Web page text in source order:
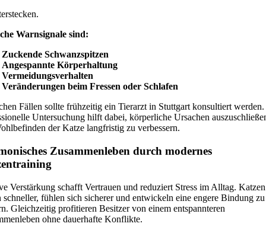
Warnsignale sind:
Zuckende Schwanzspitzen
Angespannte Körperhaltung
Vermeidungsverhalten
Veränderungen beim Fressen oder Schlafen
Fällen sollte frühzeitig ein Tierarzt in Stuttgart konsultiert
Untersuchung hilft dabei, körperliche Ursachen
der Katze langfristig zu verbessern.
Zusammenleben durch modernes
Verstärkung schafft Vertrauen und reduziert Stress im Alltag. Katzen
schneller, fühlen sich sicherer und entwickeln eine engere Bindung
Gleichzeitig profitieren Besitzer von einem entspannteren
ohne dauerhafte Konflikte.